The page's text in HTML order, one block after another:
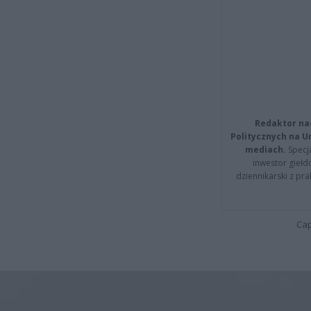
Redaktor
Politycznych na
mediach.
inwestor
dziennikarski z